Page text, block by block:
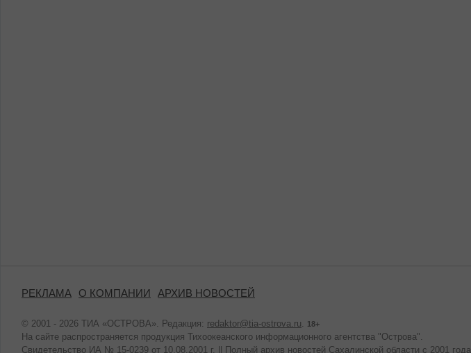
РЕКЛАМА О КОМПАНИИ АРХИВ НОВОСТЕЙ
© 2001 - 2026 ТИА «ОСТРОВА». Редакция: redaktor@tia-ostrova.ru 18+
На сайте распространяется продукция Тихоокеанского информационного агентства "Острова".
Свидетельство ИА № 15-0239 от 10.08.2001 г. || Полный архив новостей Сахалинской области с 2001 года